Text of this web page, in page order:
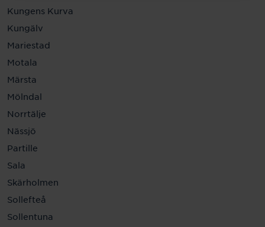
Kungens Kurva
Kungälv
Mariestad
Motala
Märsta
Mölndal
Norrtälje
Nässjö
Partille
Sala
Skärholmen
Sollefteå
Sollentuna